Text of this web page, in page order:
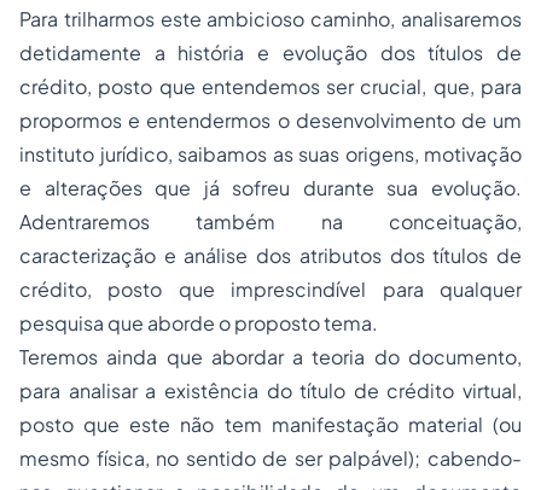
Para trilharmos este ambicioso caminho, analisaremos
detidamente a história e evolução dos títulos de
crédito, posto que entendemos ser crucial, que, para
propormos e entendermos o desenvolvimento de um
instituto jurídico, saibamos as suas origens, motivação
e alterações que já sofreu durante sua evolução.
Adentraremos também na conceituação,
caracterização e análise dos atributos dos títulos de
crédito, posto que imprescindível para qualquer
pesquisa que aborde o proposto tema.
Teremos ainda que abordar a teoria do documento,
para analisar a existência do título de crédito virtual,
posto que este não tem manifestação material (ou
mesmo física, no sentido de ser palpável); cabendo-